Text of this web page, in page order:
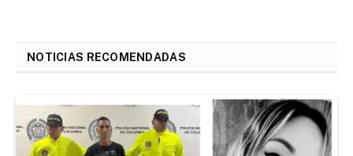
NOTICIAS RECOMENDADAS